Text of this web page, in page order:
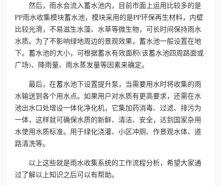
讯
质
系
我
然后，雨水会流入蓄水池内，目前市面上运用比较多的是
PP雨水收集模块蓄水池，模块采用的是PP环保再生材料，内壁
比较光滑，不易滋生水藻、水草等微生物，可长时间保持雨水
水质。为了不影响绿地周边的景观效果，蓄水池一般设置在地
下。蓄水池的大小，可根据蓄水有效面积(该蓄水池四周路面或
广场)、降雨量、雨水蒸发量等因素来确定。
最后，在蓄水池下设置提升泵，当需要用水时将收集的雨
水输送到各个用水点。如果用户对水质有更高要求，还需在水
池出水口处增设一体化净化机，它集加药消毒、过滤、排污为
一体，这样就可确保水质的新鲜、清洁、安全，达到国家杂用
水使用水质标准。用于绿化浇灌、小区冲厕、作景观水体、道
路清洗等。
以上这些就是雨水收集系统的工作流程分析，希望大家通
过了解以上知识之后可以有帮助。